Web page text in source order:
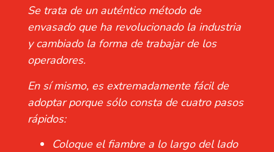
Se trata de un auténtico método de
envasado que ha revolucionado la industria
y cambiado la forma de trabajar de los
operadores.
En sí mismo, es extremadamente fácil de
adoptar porque sólo consta de cuatro pasos
rápidos:
Coloque el fiambre a lo largo del lado